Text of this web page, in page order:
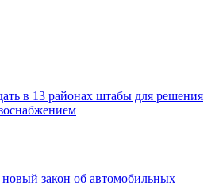
в 13 районах штабы для решения
закон об автомобильных